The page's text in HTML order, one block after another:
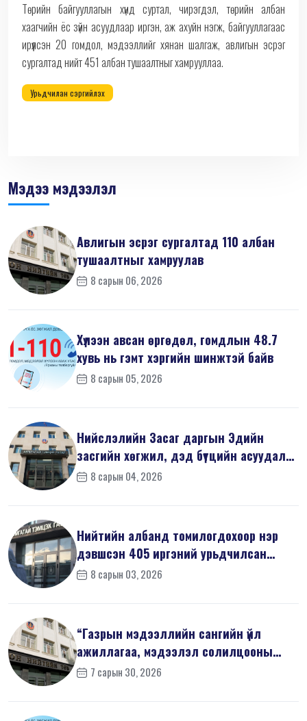
Төрийн байгууллагын хүнд суртал, чирэгдэл, төрийн албан
хаагчийн ёс зүйн асуудлаар иргэн, аж ахуйн нэгж, байгууллагаас
ирүүлсэн 20 гомдол, мэдээллийг хянан шалгаж, авлигын эсрэг
сургалтад нийт 451 албан тушаалтныг хамрууллаа.
Урьдчилан сэргийлэх
Мэдээ мэдээлэл
Авлигын эсрэг сургалтад 110 албан
тушаалтныг хамруулав
8 сарын 06, 2026
Хүлээн авсан өргөдөл, гомдлын 48.7
хувь нь гэмт хэргийн шинжтэй байв
8 сарын 05, 2026
Нийслэлийн Засаг даргын Эдийн
засгийн хөгжил, дэд бүтцийн асуудал
хари...
8 сарын 04, 2026
Нийтийн албанд томилогдохоор нэр
дэвшсэн 405 иргэний урьдчилсан
мэдүүл...
8 сарын 03, 2026
“Газрын мэдээллийн сангийн үйл
ажиллагаа, мэдээлэл солилцооны
журам”-...
7 сарын 30, 2026